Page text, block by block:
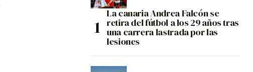
La canaria Andrea Falcón se
retira del fútbol a los 29 años tras
una carrera lastrada por las
lesiones